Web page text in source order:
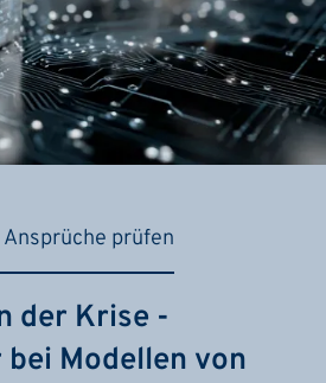
prüfen
der Krise -
Modellen von